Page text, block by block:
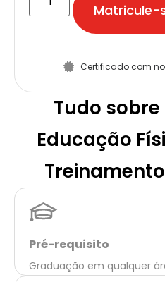
Tudo
Educação
Pré-requisito
Graduação em qualquer
Matricule-
Certificado com